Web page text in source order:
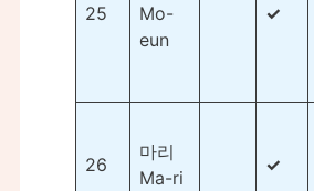
25
Mo-
eun
✓
26
마리
Ma-ri
✓